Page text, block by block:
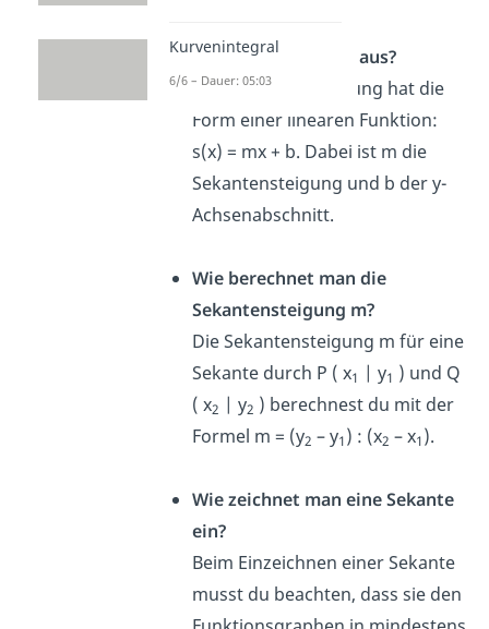
Sekantengleichung aus?
Die Sekantengleichung hat die
Form einer linearen Funktion:
s(x) = mx + b. Dabei ist m die
Sekantensteigung und b der y-
Achsenabschnitt.
Wie berechnet man die
Sekantensteigung m?
Die Sekantensteigung m für eine
Sekante durch P ( x1 | y1 ) und Q
( x2 | y2 ) berechnest du mit der
Formel m = (y2 – y1) : (x2 – x1).
Wie zeichnet man eine Sekante
ein?
Beim Einzeichnen einer Sekante
musst du beachten, dass sie den
Kurvenintegral
6/6 – Dauer: 05:03